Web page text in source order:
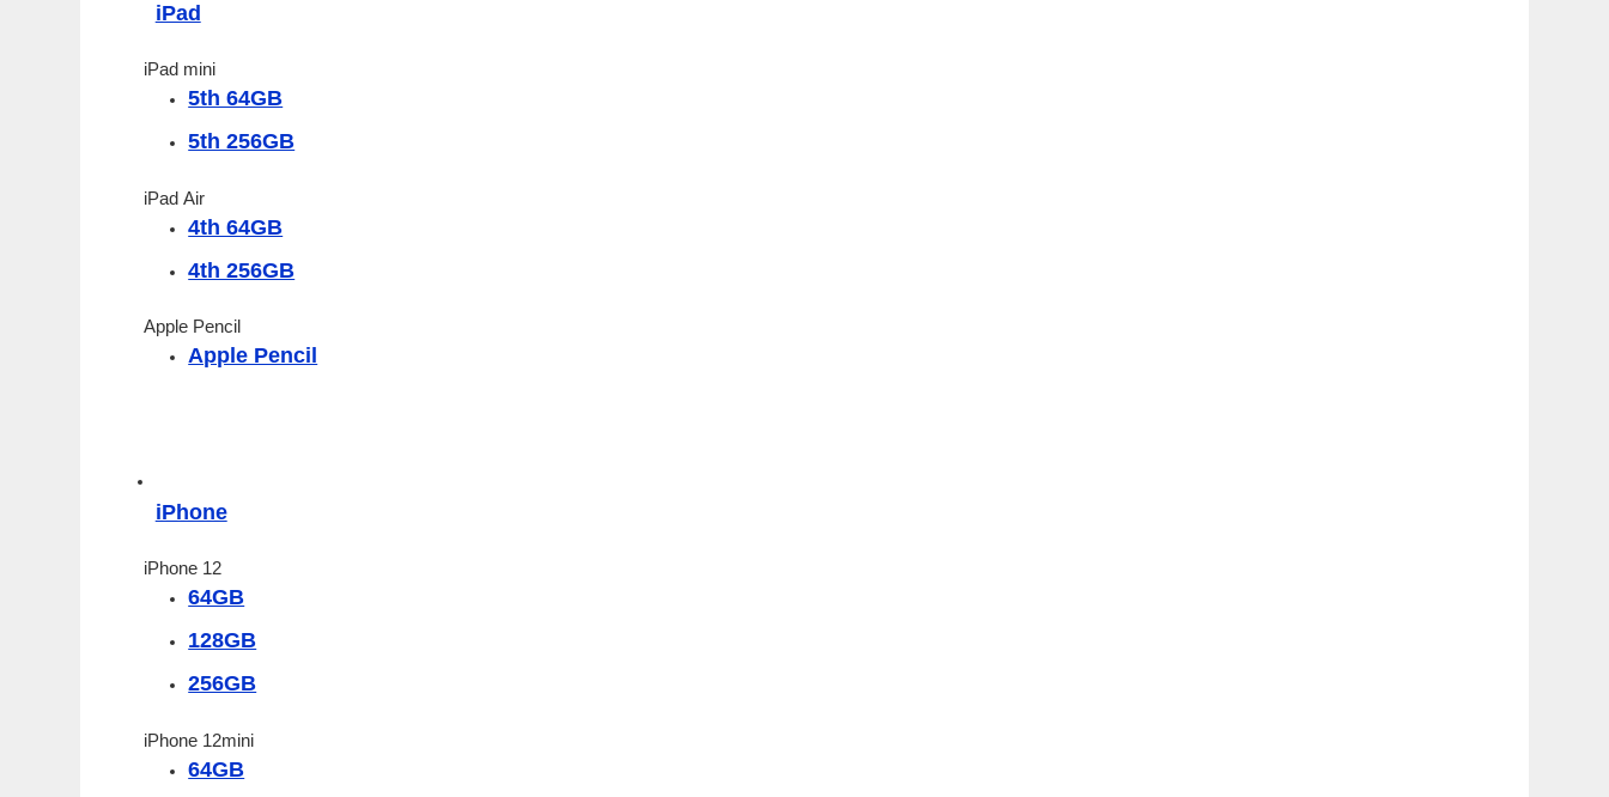
iPad
iPad mini
5th 64GB
5th 256GB
iPad Air
4th 64GB
4th 256GB
Apple Pencil
Apple Pencil
iPhone
iPhone 12
64GB
128GB
256GB
iPhone 12mini
64GB